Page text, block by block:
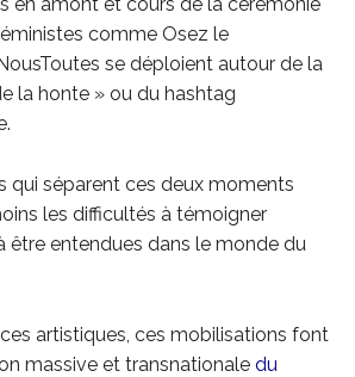
comme Osez le
se déploient autour de la
la honte » ou du hashtag
qui séparent ces deux moments
les difficultés à témoigner
être entendues dans le monde du
artistiques, ces mobilisations font
massive et transnationale du